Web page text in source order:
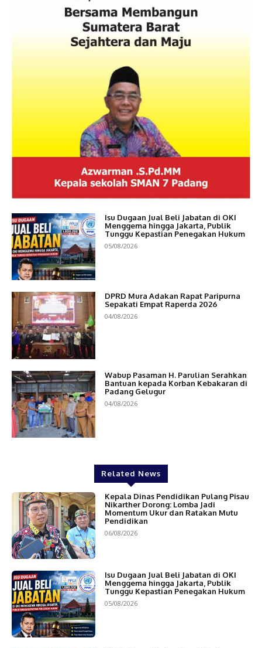
Isu Dugaan Jual Beli Jabatan di OKI
Menggema hingga Jakarta, Publik
Tunggu Kepastian Penegakan Hukum
05/08/2026
DPRD Mura Adakan Rapat Paripurna
Sepakati Empat Raperda 2026
04/08/2026
Wabup Pasaman H. Parulian Serahkan
Bantuan kepada Korban Kebakaran di
Padang Gelugur
04/08/2026
Related News
Kepala Dinas Pendidikan Pulang Pisau
Nikarther Dorong: Lomba Jadi
Momentum Ukur dan Ratakan Mutu
Pendidikan
06/08/2026
Isu Dugaan Jual Beli Jabatan di OKI
Menggema hingga Jakarta, Publik
Tunggu Kepastian Penegakan Hukum
05/08/2026